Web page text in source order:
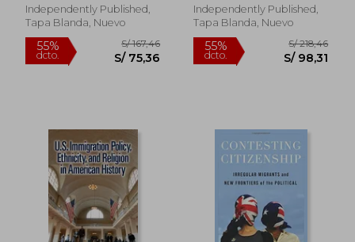
Lawyer (en Inglés)
Independently Published,
Tapa Blanda, Nuevo
Independently Published,
Tapa Blanda, Nuevo